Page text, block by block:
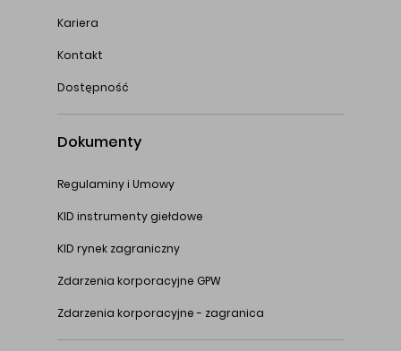
Kariera
Kontakt
Dostępność
Dokumenty
Regulaminy i Umowy
KID instrumenty giełdowe
KID rynek zagraniczny
Zdarzenia korporacyjne GPW
Zdarzenia korporacyjne - zagranica